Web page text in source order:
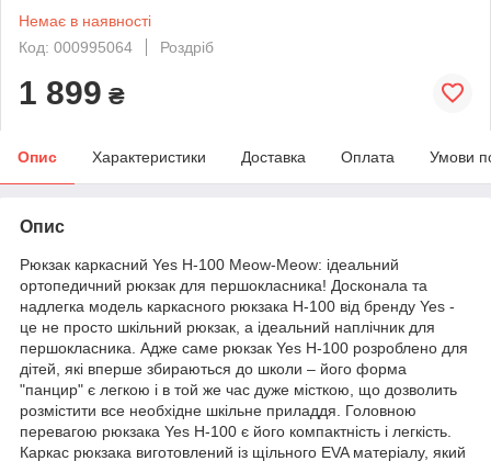
Немає в наявності
Код: 000995064
Роздріб
1 899 ₴
Опис Характеристики Доставка Оплата Умови
Опис
Рюкзак каркасний Yes H-100 Meow-Meow: ідеальний
ортопедичний рюкзак для першокласника! Досконала та
надлегка модель каркасного рюкзака H-100 від бренду Yes -
це не просто шкільний рюкзак, а ідеальний наплічник для
першокласника. Адже саме рюкзак Yes H-100 розроблено для
дітей, які вперше збираються до школи – його форма
"панцир" є легкою і в той же час дуже місткою, що дозволить
розмістити все необхідне шкільне приладдя. Головною
перевагою рюкзака Yes H-100 є його компактність і легкість.
Каркас рюкзака виготовлений із щільного EVA матеріалу, який